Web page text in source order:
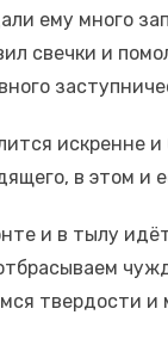
ему много
свечки и
искренне и
в этом и
и в тылу
твердости